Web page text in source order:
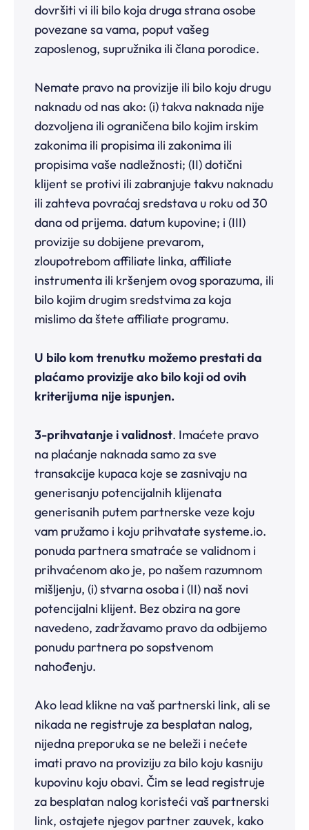
dovršiti vi ili bilo koja druga strana osobe
povezane sa vama, poput vašeg
zaposlenog, supružnika ili člana porodice.
Nemate pravo na provizije ili bilo koju drugu
naknadu od nas ako: (i) takva naknada nije
dozvoljena ili ograničena bilo kojim irskim
zakonima ili propisima ili zakonima ili
propisima vaše nadležnosti; (II) dotični
klijent se protivi ili zabranjuje takvu naknadu
ili zahteva povraćaj sredstava u roku od 30
dana od prijema. datum kupovine; i (III)
provizije su dobijene prevarom,
zloupotrebom affiliate linka, affiliate
instrumenta ili kršenjem ovog sporazuma, ili
bilo kojim drugim sredstvima za koja
mislimo da štete affiliate programu.
U bilo kom trenutku možemo prestati da
plaćamo provizije ako bilo koji od ovih
kriterijuma nije ispunjen.
3-prihvatanje i validnost. Imaćete pravo
na plaćanje naknada samo za sve
transakcije kupaca koje se zasnivaju na
generisanju potencijalnih klijenata
generisanih putem partnerske veze koju
vam pružamo i koju prihvatate systeme.io.
ponuda partnera smatraće se validnom i
prihvaćenom ako je, po našem razumnom
mišljenju, (i) stvarna osoba i (II) naš novi
potencijalni klijent. Bez obzira na gore
navedeno, zadržavamo pravo da odbijemo
ponudu partnera po sopstvenom
nahođenju.
Ako lead klikne na vaš partnerski link, ali se
nikada ne registruje za besplatan nalog,
nijedna preporuka se ne beleži i nećete
imati pravo na proviziju za bilo koju kasniju
kupovinu koju obavi. Čim se lead registruje
za besplatan nalog koristeći vaš partnerski
link, ostajete njegov partner zauvek, kako